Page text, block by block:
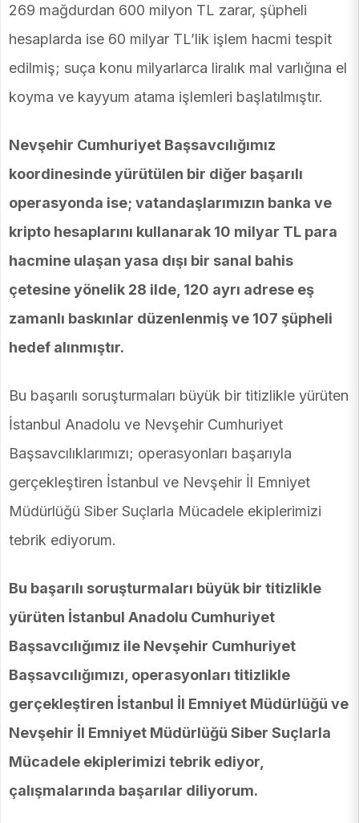
269 mağdurdan 600 milyon TL zarar, şüpheli
hesaplarda ise 60 milyar TL’lik işlem hacmi tespit
edilmiş; suça konu milyarlarca liralık mal varlığına el
koyma ve kayyum atama işlemleri başlatılmıştır.
Nevşehir Cumhuriyet Başsavcılığımız
koordinesinde yürütülen bir diğer başarılı
operasyonda ise; vatandaşlarımızın banka ve
kripto hesaplarını kullanarak 10 milyar TL para
hacmine ulaşan yasa dışı bir sanal bahis
çetesine yönelik 28 ilde, 120 ayrı adrese eş
zamanlı baskınlar düzenlenmiş ve 107 şüpheli
hedef alınmıştır.
Bu başarılı soruşturmaları büyük bir titizlikle yürüten
İstanbul Anadolu ve Nevşehir Cumhuriyet
Başsavcılıklarımızı; operasyonları başarıyla
gerçekleştiren İstanbul ve Nevşehir İl Emniyet
Müdürlüğü Siber Suçlarla Mücadele ekiplerimizi
tebrik ediyorum.
Bu başarılı soruşturmaları büyük bir titizlikle
yürüten İstanbul Anadolu Cumhuriyet
Başsavcılığımız ile Nevşehir Cumhuriyet
Başsavcılığımızı, operasyonları titizlikle
gerçekleştiren İstanbul İl Emniyet Müdürlüğü ve
Nevşehir İl Emniyet Müdürlüğü Siber Suçlarla
Mücadele ekiplerimizi tebrik ediyor,
çalışmalarında başarılar diliyorum.